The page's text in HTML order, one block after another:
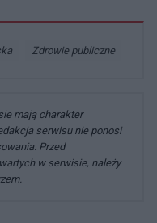
Zdrowie publiczne
mają charakter
serwisu nie ponosi
Przed
w serwisie, należy